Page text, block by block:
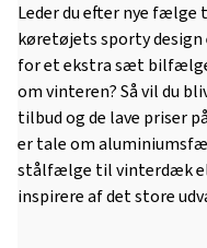
Leder du efter nye
køretøjets sporty design
for et ekstra sæt
om vinteren? Så vil du
tilbud og de lave priser
er tale om
stålfælge til vinterdæk
inspirere af det store